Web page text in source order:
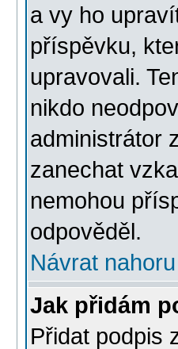
a vy ho
příspěvku,
upravovali.
nikdo
administrátor
zanechat
nemohou
odpověděl.
Návrat nahoru
Jak přidám
Přidat podpis